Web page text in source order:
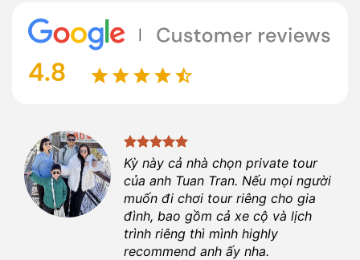
Kỳ này cả nhà chọn private tour
của anh Tuan Tran. Nếu mọi người
muốn đi chơi tour riêng cho gia
đình, bao gồm cả xe cộ và lịch
trình riêng thì mình highly
recommend anh ấy nha.